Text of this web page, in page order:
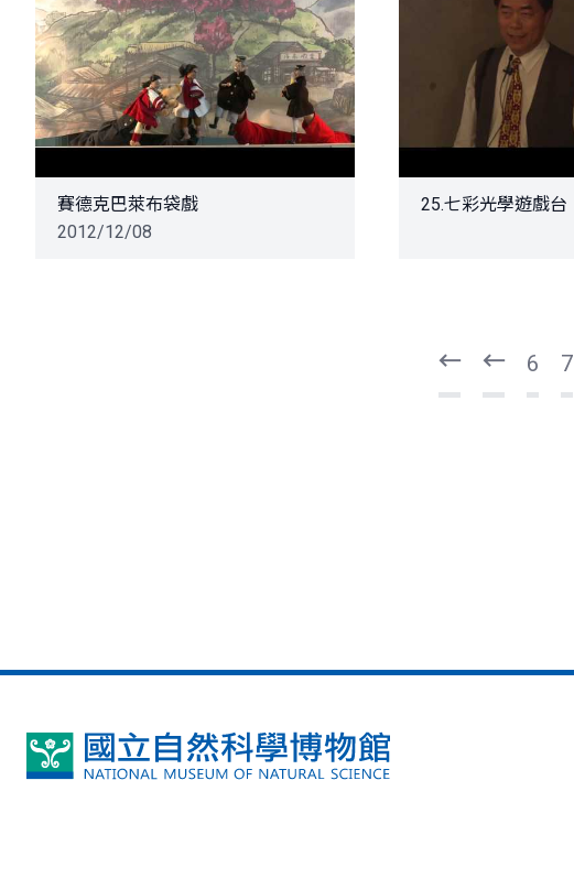
賽德克巴萊布袋戲
2012/12/08
25.七彩光學遊戲台
6 7
國